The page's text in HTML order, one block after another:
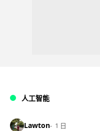
人工智能
Lawton 1 日